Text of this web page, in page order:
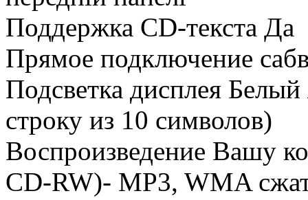
Поддержка CD-текста Да
Прямое подключение
Подсветка дисплея
строку из 10 символов)
Воспроизведение Вашу
CD-RW)- MP3, WMA